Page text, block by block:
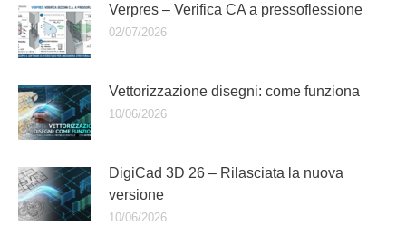
Verpres – Verifica CA a pressoflessione
02/07/2026
Vettorizzazione disegni: come funziona
10/06/2026
DigiCad 3D 26 – Rilasciata la nuova
versione
10/06/2026